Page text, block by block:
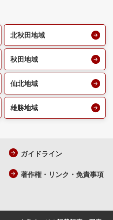
北秋田地域
秋田地域
仙北地域
雄勝地域
ガイドライン
著作権・リンク・免責事項